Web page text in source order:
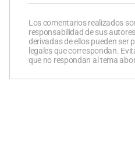
Los comentarios realizados
responsabilidad de sus
derivadas de ellos pueden ser
legales que correspondan.
que no respondan al tema